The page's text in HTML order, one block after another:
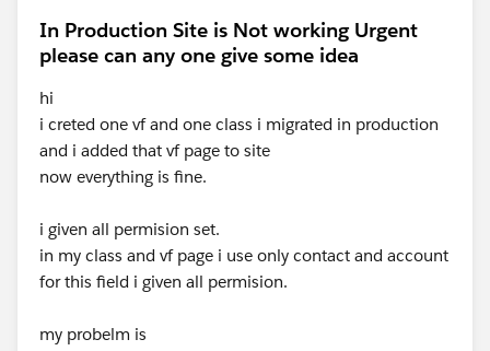
In Production Site is Not working Urgent
please can any one give some idea
hi
i creted one vf and one class i migrated in production
and i added that vf page to site
now everything is fine.
i given all permision set.
in my class and vf page i use only contact and account
for this field i given all permision.
my probelm is